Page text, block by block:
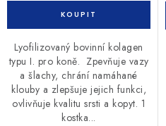
Lyofilizovaný bovinní kolagen
typu I. pro koně. Zpevňuje vazy
a šlachy, chrání namáhané
klouby a zlepšuje jejich funkci,
ovlivňuje kvalitu srsti a kopyt. 1
kostka...